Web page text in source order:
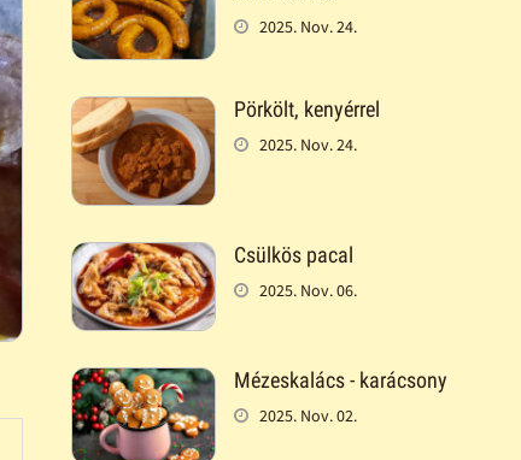
2025. Nov. 24.
Pörkölt, kenyérrel
2025. Nov. 24.
Csülkös pacal
2025. Nov. 06.
Mézeskalács - karácsony
2025. Nov. 02.